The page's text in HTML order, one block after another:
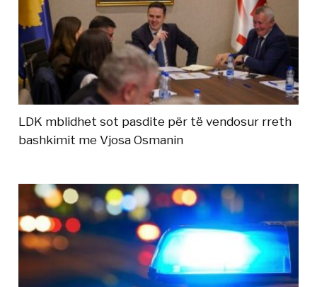
LDK mblidhet sot pasdite për të vendosur rreth
bashkimit me Vjosa Osmanin